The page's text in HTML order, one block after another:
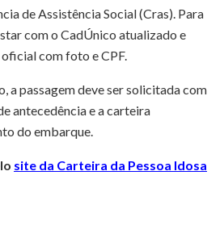
de Assistência Social (Cras). Para
com o CadÚnico atualizado e
com foto e CPF.
a passagem deve ser solicitada com
antecedência e a carteira
do embarque.
site da Carteira da Pessoa Idosa